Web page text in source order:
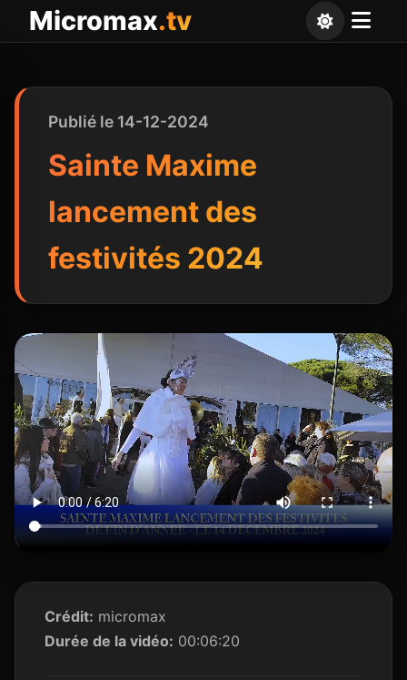
Micromax.tv
Publié le 14-12-2024
Sainte Maxime
lancement des
festivités 2024
Crédit: micromax
Durée de la vidéo: 00:06:20
Panneau de gestion des cookies